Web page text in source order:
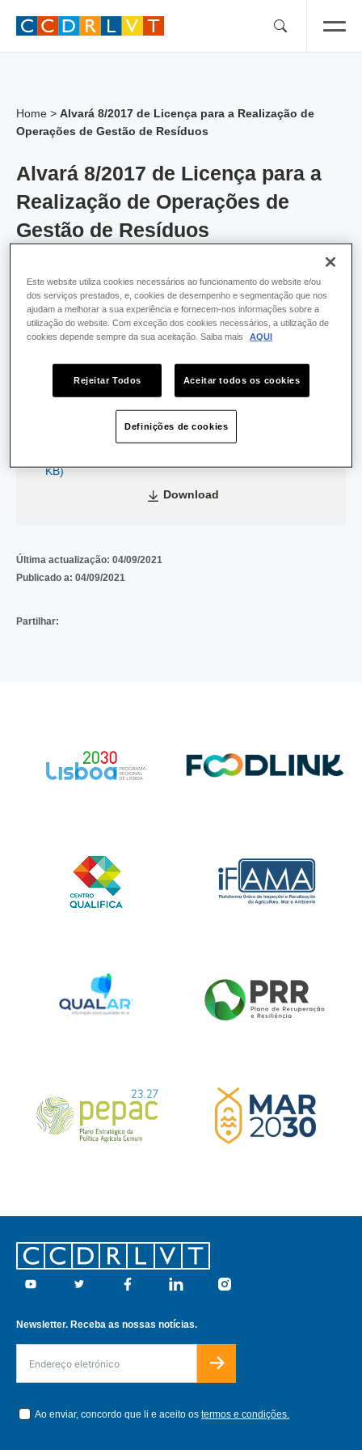
Home > Alvará 8/2017 de Licença para a Realização de
Operações de Gestão de Resíduos
Alvará 8/2017 de Licença para a
Realização de Operações de
Gestão de Resíduos
Empresa:TAGUS RECYCLING, SA
Concelho:Benavente
Data de Emissão:01/02/2017
Data de Validade:01/02/2022
KB)
Download
Última actualização: 04/09/2021
Publicado a: 04/09/2021
Partilhar:
Footer
Youtube Twitter Facebook Linkedin Instagram
Newsletter. Receba as nossas notícias.
Ao enviar, concordo que li e aceito os termos e condições.
Este website utiliza cookies necessários ao funcionamento do website e/ou
dos serviços prestados, e, cookies de desempenho e segmentação que nos
ajudam a melhorar a sua experiência e fornecem-nos informações sobre a
utilização do website. Com exceção dos cookies necessários, a utilização de
cookies depende sempre da sua aceitação. Saiba mais
AQUI
Rejeitar Todos Aceitar todos os cookies
Definições de cookies